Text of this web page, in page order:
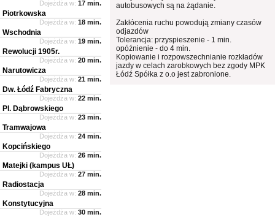
autobusowych są na żądanie.
Zakłócenia ruchu powodują zmiany czasów
odjazdów
Tolerancja: przyspieszenie - 1 min.
opóźnienie - do 4 min.
Kopiowanie i rozpowszechnianie rozkładów
jazdy w celach zarobkowych bez zgody MPK
Łódź Spółka z o.o jest zabronione.
Dojeżdża w: 17 min.
Piotrkowska
Dojeżdża w: 18 min.
Wschodnia
Dojeżdża w: 19 min.
Rewolucji 1905r.
Dojeżdża w: 20 min.
Narutowicza
Dojeżdża w: 21 min.
Dw. Łódź Fabryczna
Dojeżdża w: 22 min.
Pl. Dąbrowskiego
Dojeżdża w: 23 min.
Tramwajowa
Dojeżdża w: 24 min.
Kopcińskiego
Dojeżdża w: 26 min.
Matejki (kampus UŁ)
Dojeżdża w: 27 min.
Radiostacja
Dojeżdża w: 28 min.
Konstytucyjna
Dojeżdża w: 30 min.